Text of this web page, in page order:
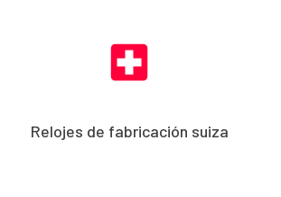
Relojes de fabricación suiza